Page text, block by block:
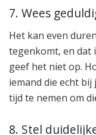
7. Wees
Het kan even
tegenkomt, en dat
geef het niet op.
iemand die echt
tijd te nemen om
8. Stel